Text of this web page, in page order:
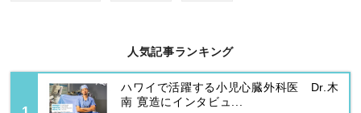
人気記事ランキング
ハワイで活躍する小児心臓外科医 Dr.木
南 寛造にインタビュ...